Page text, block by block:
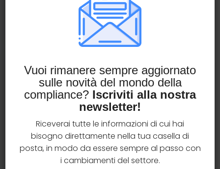
Iscriviti alla newsletter
Richiedi una consulenza
gratuita
Hai qualche dubbio in materia di compliance
Prenota una consulenza gratuita con il team
AssiCompliance e ottieni chiarimenti operativi
su una tematica specifica.
Vuoi rimanere sempre aggiornato
sulle novità del mondo della
compliance? Iscriviti alla nostra
newsletter!
Riceverai tutte le informazioni di cui hai
bisogno direttamente nella tua casella di
posta, in modo da essere sempre al passo con
i cambiamenti del settore.